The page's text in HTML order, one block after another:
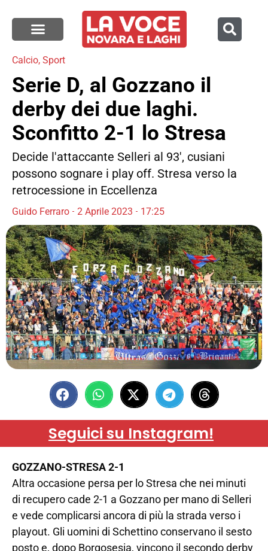
Calcio, Sport
Serie D, al Gozzano il
derby dei due laghi.
Sconfitto 2-1 lo Stresa
Decide l'attaccante Selleri al 93', cusiani
possono sognare i play off. Stresa verso la
retrocessione in Eccellenza
Guido Ferraro 2 Aprile 2023 17:25
Seguici su Instagram!
GOZZANO-STRESA 2-1
Altra occasione persa per lo Stresa che nei minuti
di recupero cade 2-1 a Gozzano per mano di Selleri
e vede complicarsi ancora di più la strada verso i
playout. Gli uomini di Schettino conservano il sesto
posto e, dopo Borgosesia, vincono il secondo derby